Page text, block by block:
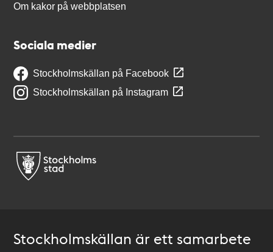
Om kakor på webbplatsen
Sociala medier
Stockholmskällan på Facebook
Stockholmskällan på Instagram
Stockholmskällan är ett samarbete